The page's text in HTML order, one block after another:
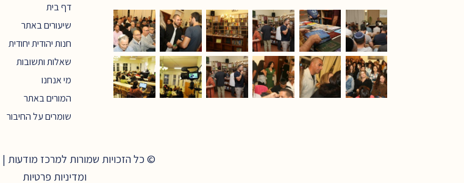
דף בית
שיעורים באתר
חנות יהודית יחודית
שאלות ותשובות
מי אנחנו
המורים באתר
שומרים על החיבור
© כל הזכויות שמורות למרכז מודעות |
ומדיניות פרטיות